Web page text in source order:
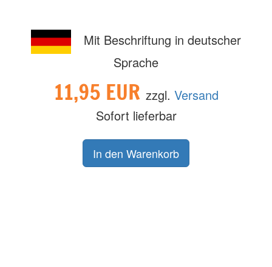
Mit Beschriftung in deutscher
Sprache
11,95 EUR zzgl. Versand
Sofort lieferbar